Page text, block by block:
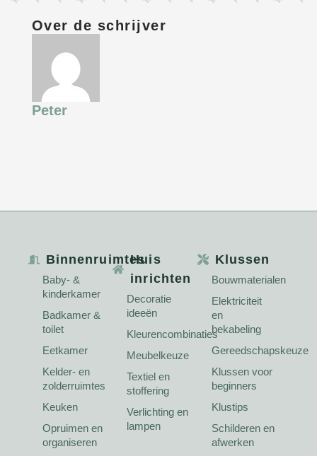
Over de schrijver
Peter
Binnenruimtes
Baby- &
kinderkamer
Badkamer &
toilet
Eetkamer
Kelder- en
zolderruimtes
Keuken
Opruimen en
organiseren
Huis
inrichten
Decoratie
ideeën
Kleurencombinaties
Meubelkeuze
Textiel en
stoffering
Verlichting en
lampen
Klussen
Bouwmaterialen
Elektriciteit
en
bekabeling
Gereedschapskeuze
Klussen voor
beginners
Klustips
Schilderen en
afwerken